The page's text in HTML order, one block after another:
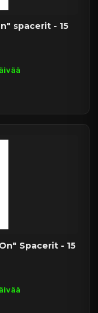
spacerit - 15
Spacerit - 15